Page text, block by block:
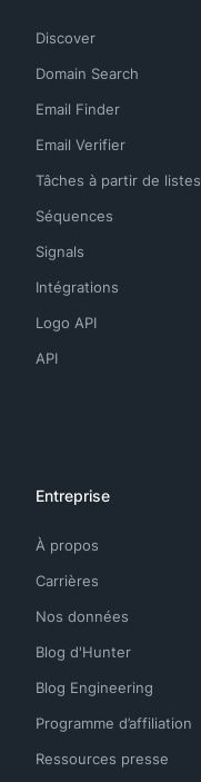
Discover
Domain Search
Email Finder
Email Verifier
Tâches à partir de listes
Séquences
Signals
Intégrations
Logo API
API
Entreprise
À propos
Carrières
Nos données
Blog d'Hunter
Blog Engineering
Programme d’affiliation
Ressources presse